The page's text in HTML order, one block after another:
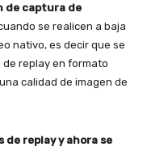
de captura de
se realicen a baja
nativo, es decir que se
replay en formato
calidad de imagen de
replay y ahora se